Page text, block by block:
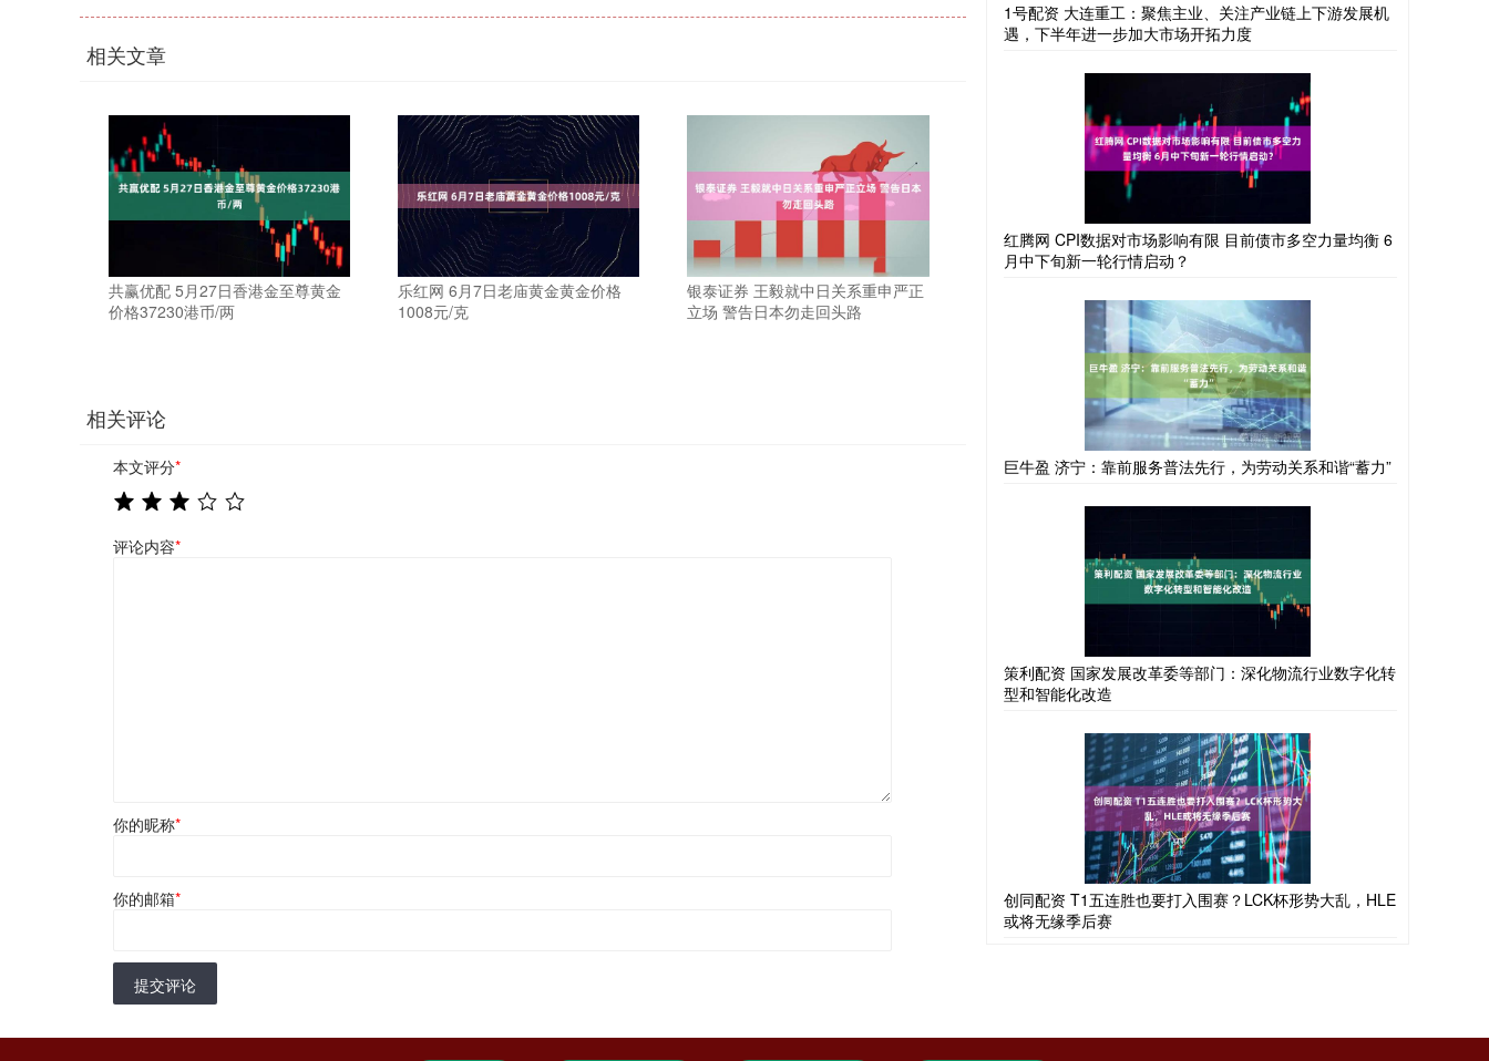
相关文章
共赢优配 5月27日香港金至尊黄金
价格37230港币/两
乐红网 6月7日老庙黄金黄金价格
1008元/克
银泰证券 王毅就中日关系重申严正
立场 警告日本勿走回头路
相关评论
本文评分*
评论内容*
你的昵称*
你的邮箱*
提交评论
1号配资 大连重工：聚焦主业、关注产业链上下游发展机
遇，下半年进一步加大市场开拓力度
红腾网 CPI数据对市场影响有限 目前债市多空力量均衡 6
月中下旬新一轮行情启动？
巨牛盈 济宁：靠前服务普法先行，为劳动关系和谐“蓄力”
策利配资 国家发展改革委等部门：深化物流行业数字化转
型和智能化改造
创同配资 T1五连胜也要打入围赛？LCK杯形势大乱，HLE
或将无缘季后赛